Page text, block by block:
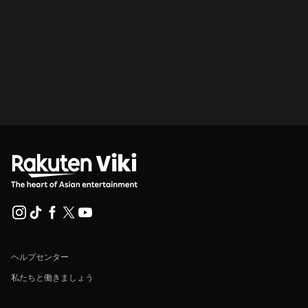
ヘルプセンター
私たちと働きましょう